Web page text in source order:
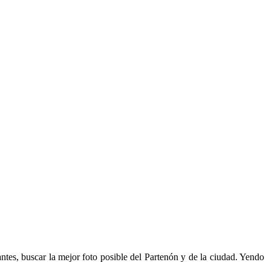
buscar la mejor foto posible del Partenón y de la ciudad. Yendo